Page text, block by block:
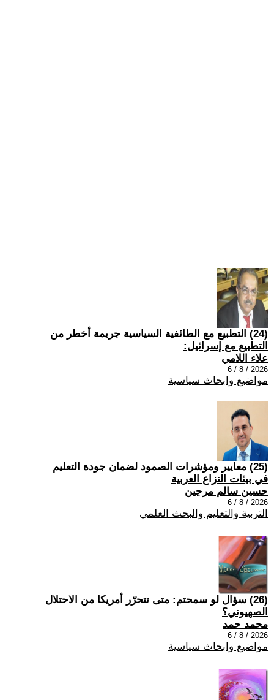
(24) التطبيع مع الطائفية السياسية جريمة أخطر من
التطبيع مع إسرائيل:
علاء اللامي
2026 / 8 / 6
مواضيع وابحاث سياسية
(25) معايير ومؤشرات الصمود لضمان جودة التعليم
في بيئات النزاع العربية
حسين سالم مرجين
2026 / 8 / 6
التربية والتعليم والبحث العلمي
(26) سؤال لو سمحتم: متى تتحرّر أمريكا من الاحتلال
الصهيوني؟
محمد حمد
2026 / 8 / 6
مواضيع وابحاث سياسية